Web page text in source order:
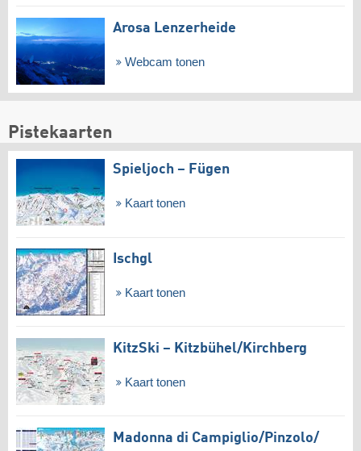
Arosa Lenzerheide
Webcam tonen
Pistekaarten
Spieljoch – Fügen
Kaart tonen
Ischgl
Kaart tonen
KitzSki – Kitzbühel/​Kirchberg
Kaart tonen
Madonna di Campiglio/​Pinzolo/​